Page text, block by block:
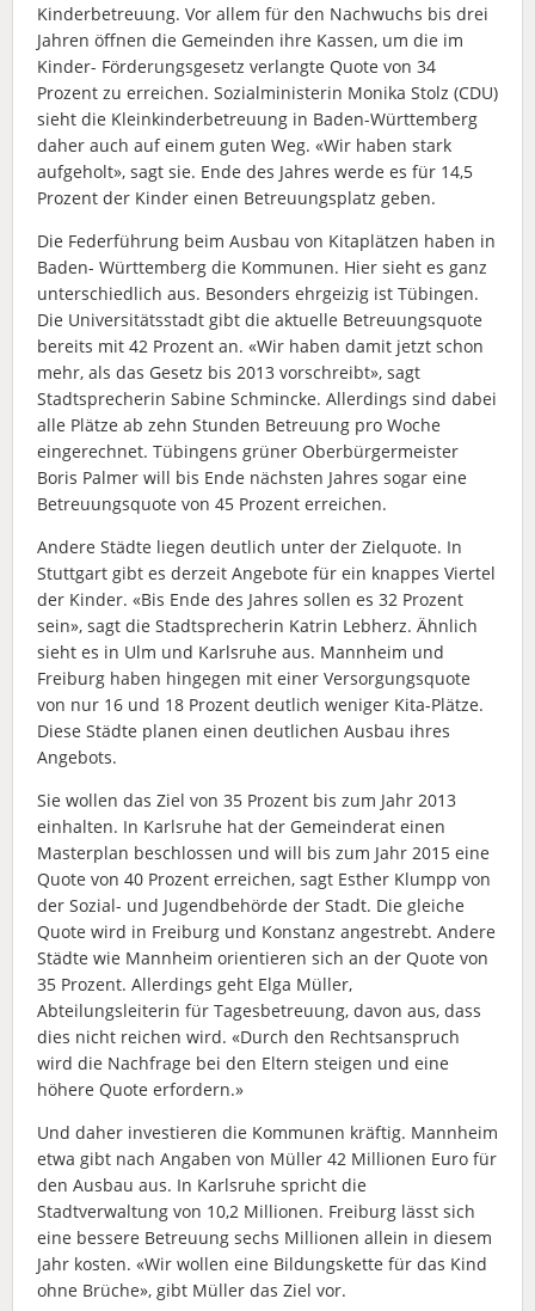
Kinderbetreuung. Vor allem für den Nachwuchs bis drei
Jahren öffnen die Gemeinden ihre Kassen, um die im
Kinder- Förderungsgesetz verlangte Quote von 34
Prozent zu erreichen. Sozialministerin Monika Stolz (CDU)
sieht die Kleinkinderbetreuung in Baden-Württemberg
daher auch auf einem guten Weg. «Wir haben stark
aufgeholt», sagt sie. Ende des Jahres werde es für 14,5
Prozent der Kinder einen Betreuungsplatz geben.
Die Federführung beim Ausbau von Kitaplätzen haben in
Baden- Württemberg die Kommunen. Hier sieht es ganz
unterschiedlich aus. Besonders ehrgeizig ist Tübingen.
Die Universitätsstadt gibt die aktuelle Betreuungsquote
bereits mit 42 Prozent an. «Wir haben damit jetzt schon
mehr, als das Gesetz bis 2013 vorschreibt», sagt
Stadtsprecherin Sabine Schmincke. Allerdings sind dabei
alle Plätze ab zehn Stunden Betreuung pro Woche
eingerechnet. Tübingens grüner Oberbürgermeister
Boris Palmer will bis Ende nächsten Jahres sogar eine
Betreuungsquote von 45 Prozent erreichen.
Andere Städte liegen deutlich unter der Zielquote. In
Stuttgart gibt es derzeit Angebote für ein knappes Viertel
der Kinder. «Bis Ende des Jahres sollen es 32 Prozent
sein», sagt die Stadtsprecherin Katrin Lebherz. Ähnlich
sieht es in Ulm und Karlsruhe aus. Mannheim und
Freiburg haben hingegen mit einer Versorgungsquote
von nur 16 und 18 Prozent deutlich weniger Kita-Plätze.
Diese Städte planen einen deutlichen Ausbau ihres
Angebots.
Sie wollen das Ziel von 35 Prozent bis zum Jahr 2013
einhalten. In Karlsruhe hat der Gemeinderat einen
Masterplan beschlossen und will bis zum Jahr 2015 eine
Quote von 40 Prozent erreichen, sagt Esther Klumpp von
der Sozial- und Jugendbehörde der Stadt. Die gleiche
Quote wird in Freiburg und Konstanz angestrebt. Andere
Städte wie Mannheim orientieren sich an der Quote von
35 Prozent. Allerdings geht Elga Müller,
Abteilungsleiterin für Tagesbetreuung, davon aus, dass
dies nicht reichen wird. «Durch den Rechtsanspruch
wird die Nachfrage bei den Eltern steigen und eine
höhere Quote erfordern.»
Und daher investieren die Kommunen kräftig. Mannheim
etwa gibt nach Angaben von Müller 42 Millionen Euro für
den Ausbau aus. In Karlsruhe spricht die
Stadtverwaltung von 10,2 Millionen. Freiburg lässt sich
eine bessere Betreuung sechs Millionen allein in diesem
Jahr kosten. «Wir wollen eine Bildungskette für das Kind
ohne Brüche», gibt Müller das Ziel vor.